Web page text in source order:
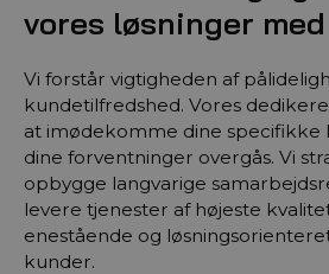
vores løsninger
Vi forstår vigtigheden af
kundetilfredshed. Vores
at imødekomme dine specifikke
dine forventninger overgås. Vi
opbygge langvarige
levere tjenester af højeste
enestående og
kunder.